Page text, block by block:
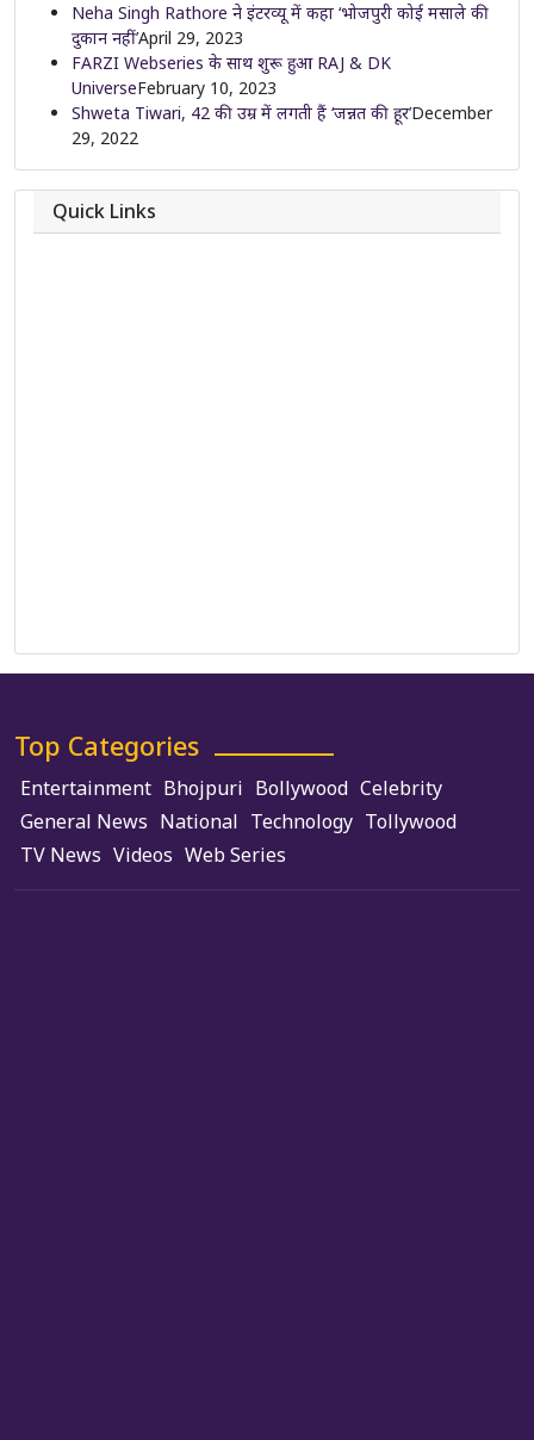
Neha Singh Rathore ने इंटरव्यू में कहा ‘भोजपुरी कोई मसाले की
दुकान नहीं’April 29, 2023
FARZI Webseries के साथ शुरू हुआ RAJ & DK
UniverseFebruary 10, 2023
Shweta Tiwari, 42 की उम्र में लगती हैं ‘जन्नत की हूर’December
29, 2022
Quick Links
Top Categories
Entertainment Bhojpuri Bollywood Celebrity
General News National Technology Tollywood
TV News Videos Web Series